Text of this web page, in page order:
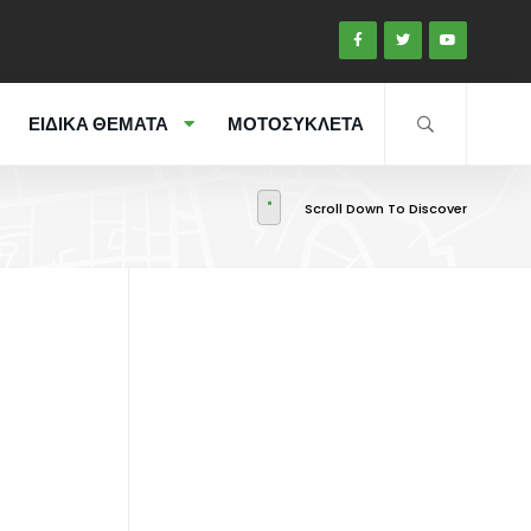
ΕΙΔΙΚΑ ΘΕΜΑΤΑ ΜΟΤΟΣΥΚΛΕΤΑ
Scroll Down To Discover